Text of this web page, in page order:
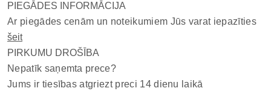
PIEGĀDES INFORMĀCIJA
Ar piegādes cenām un noteikumiem Jūs varat iepazīties
šeit
PIRKUMU DROŠĪBA
Nepatīk saņemta prece?
Jums ir tiesības atgriezt preci 14 dienu laikā